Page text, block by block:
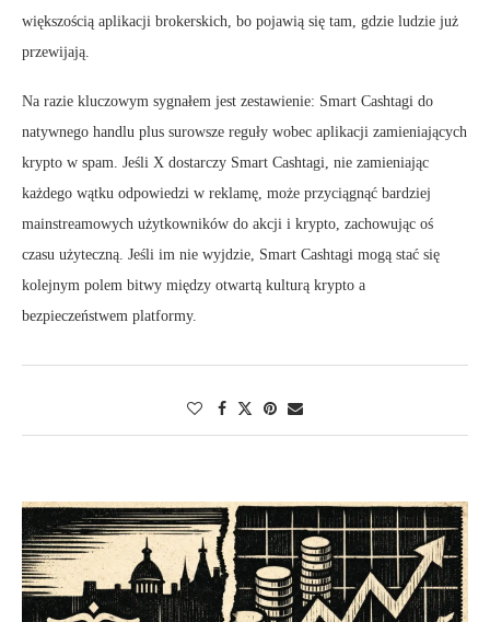
większością aplikacji brokerskich, bo pojawią się tam, gdzie ludzie już
przewijają.
Na razie kluczowym sygnałem jest zestawienie: Smart Cashtagi do
natywnego handlu plus surowsze reguły wobec aplikacji zamieniających
krypto w spam. Jeśli X dostarczy Smart Cashtagi, nie zamieniając
każdego wątku odpowiedzi w reklamę, może przyciągnąć bardziej
mainstreamowych użytkowników do akcji i krypto, zachowując oś
czasu użyteczną. Jeśli im nie wyjdzie, Smart Cashtagi mogą stać się
kolejnym polem bitwy między otwartą kulturą krypto a
bezpieczeństwem platformy.